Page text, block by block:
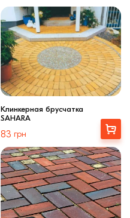
Клинкерная брусчатка
SAHARA
83 грн
Выбрать